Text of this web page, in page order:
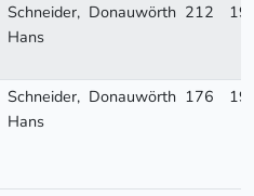
Schneider,
Hans
Donauwörth 212
Schneider,
Hans
Donauwörth 176